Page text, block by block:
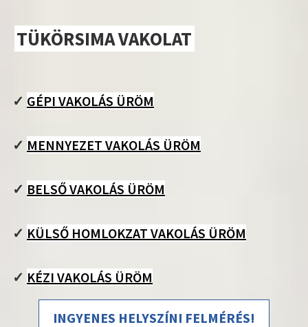
TÜKÖRSIMA VAKOLAT
✓ GÉPI VAKOLÁS ÜRÖM
✓ MENNYEZET VAKOLÁS ÜRÖM
✓ BELSŐ VAKOLÁS ÜRÖM
✓ KÜLSŐ HOMLOKZAT VAKOLÁS ÜRÖM
✓ KÉZI VAKOLÁS ÜRÖM
INGYENES HELYSZÍNI FELMÉRÉS!